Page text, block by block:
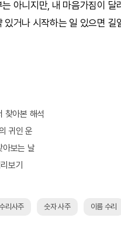
아니지만, 내 마음가짐이
있거나 시작하는 일 있으면 길
찾아본 해석
귀인 운
아보는 날
보기
리사주 숫자 사주 이름 수리